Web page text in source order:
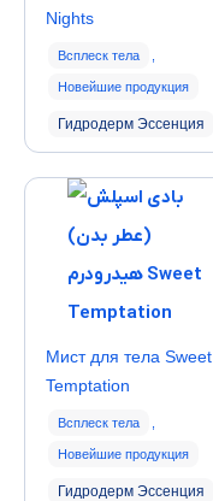
Nights
Всплеск тела
Новейшие продукция
Гидродерм Эссенция
Мист для тела Sweet
Temptation
Всплеск тела
Новейшие продукция
Гидродерм Эссенция